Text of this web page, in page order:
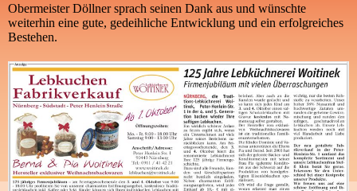
Obermeister Döllner sprach seinen Dank aus und wünschte
weiterhin eine gute, gedeihliche Entwicklung und ein erfolgreiches
Bestehen.